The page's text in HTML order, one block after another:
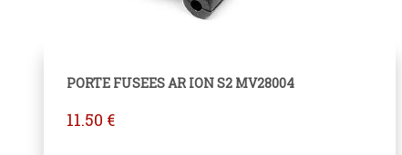
PORTE FUSEES AR ION S2 MV28004
11.50 €